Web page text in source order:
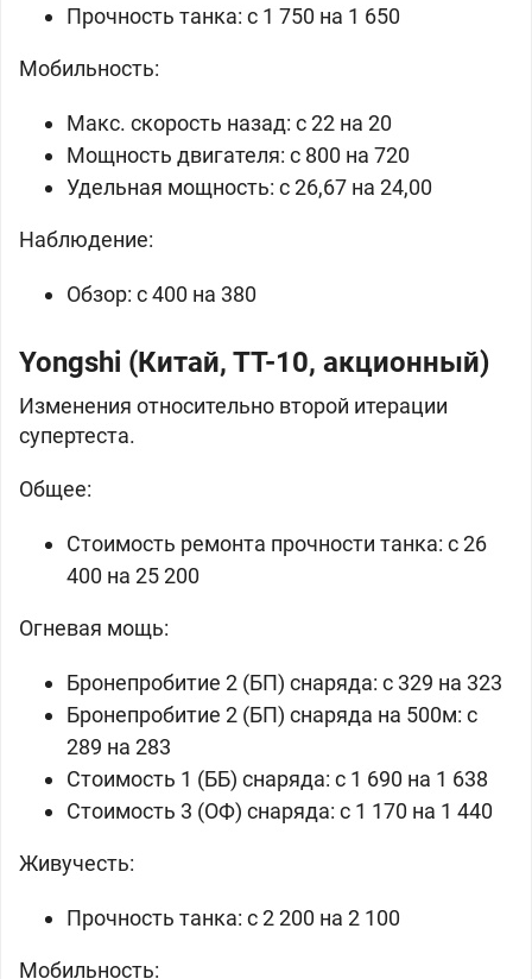
Прочность танка: c 1 750 на 1 650
Мобильность:
Макс. скорость назад: c 22 на 20
Мощность двигателя: c 800 на 720
Удельная мощность: c 26,67 на 24,00
Наблюдение:
Обзор: c 400 на 380
Yongshi (Китай, ТТ-10, акционный)
Изменения относительно второй итерации
супертеста.
Общее:
Стоимость ремонта прочности танка: c 26
400 на 25 200
Огневая мощь:
Бронепробитие 2 (БП) снаряда: c 329 на 323
Бронепробитие 2 (БП) снаряда на 500м: c
289 на 283
Стоимость 1 (ББ) снаряда: c 1 690 на 1 638
Стоимость 3 (ОФ) снаряда: c 1 170 на 1 440
Живучесть:
Прочность танка: c 2 200 на 2 100
Мобильность: